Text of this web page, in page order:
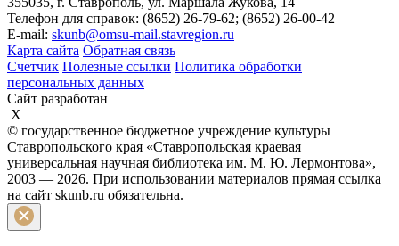
Телефон для справок: (8652) 26-79-62; (8652) 26-00-42
E-mail: skunb@omsu-mail.stavregion.ru
Карта сайта Обратная связь
Счетчик Полезные ссылки Политика обработки
персональных данных
Сайт разработан
X
© государственное бюджетное учреждение культуры
Ставропольского края «Ставропольская краевая
универсальная научная библиотека им. М. Ю. Лермонтова»,
2003 — 2026. При использовании материалов прямая ссылка
на сайт skunb.ru обязательна.